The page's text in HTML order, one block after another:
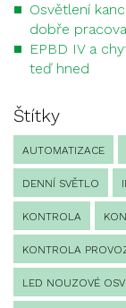
Osvětlení
dobře
EPBD IV a
teď hned
Štítky
AUTOMATIZACE
DENNÍ SVĚTLO
KONTROLA
KONTROLA
LED NOUZOVÉ